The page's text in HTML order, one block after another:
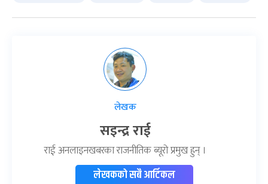
लेखक
सइन्द्र राई
राई अनलाइनखबरका राजनीतिक ब्यूरो प्रमुख हुन् ।
लेखकको सबै आर्टिकल